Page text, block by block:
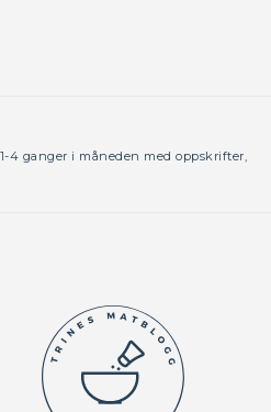
4 ganger i måneden med oppskrifter,